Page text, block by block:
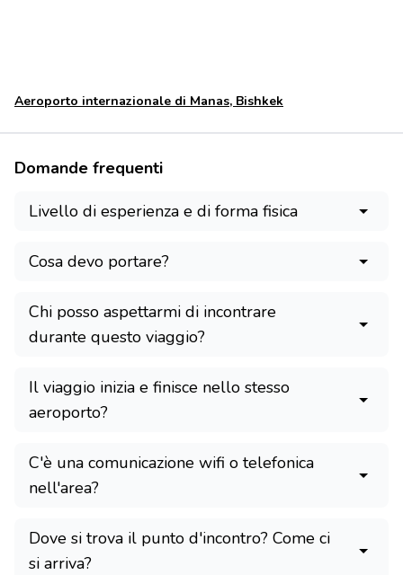
Aeroporto internazionale di Manas, Bishkek
Domande frequenti
Livello di esperienza e di forma fisica
Cosa devo portare?
Chi posso aspettarmi di incontrare
durante questo viaggio?
Il viaggio inizia e finisce nello stesso
aeroporto?
C'è una comunicazione wifi o telefonica
nell'area?
Dove si trova il punto d'incontro? Come ci
si arriva?